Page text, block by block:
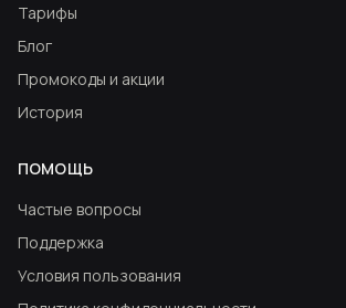
Тарифы
Блог
Промокоды и акции
История
ПОМОЩЬ
Частые вопросы
Поддержка
Условия пользования